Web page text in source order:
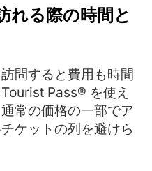
れる際の時間と
問すると費用も時間
Pass® を使え
常の価格の一部でア
ケットの列を避けら